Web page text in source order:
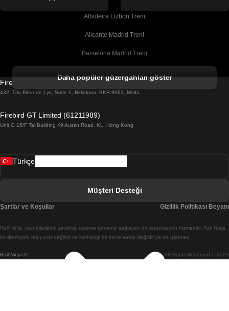
Albufeira Lizbon Treni
Alicante Madrid Treni
Barselona Madrid Treni
Barselona Sevilla Treni
Belfast Dublin Treni
Budapeşte Viyana Treni
Busan Cheonan(Asan) Treni
Daha popüler güzergahları göster
Firebird GT Limited (OC 1451)
432, Triq Fleur de Lys, Suite 1, Birkirkara, BKR 9061, Malta
Firebird GT Limited (61211989)
Unit G 15/F Tal Building 49 Austin Road, KL, Hong Kong
Rail Ninja ® All Rights Reserved © 2026
Rail Ninja, tren biletlerini çevrimiçi rezerve etmenizi sağlayan bir rezervasyon hizmetidir. Rail Ninja
bir demiryolu taşıyıcısı değildir ve herhangi bir trene sahip değildir ya da işletmez.
Türkçe
Müşteri Desteği
Şartlar ve Koşullar Gizlilik Politikası Beyanı